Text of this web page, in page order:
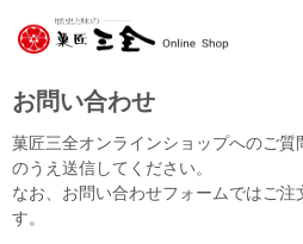
お問い合わせ
菓匠三全オンラインショップへのご質
のうえ送信してください。
なお、お問い合わせフォームではご注
す。